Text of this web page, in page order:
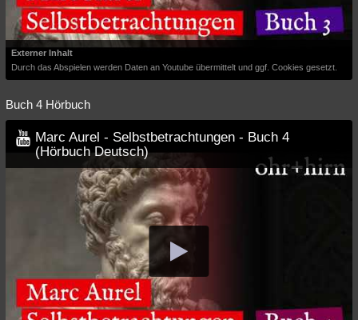
Externer Inhalt
Durch das Abspielen werden Daten an Youtube übermittelt und ggf. Cookies gesetzt.
Buch 4 Hörbuch
Marc Aurel - Selbstbetrachtungen - Buch 4
(Hörbuch Deutsch)